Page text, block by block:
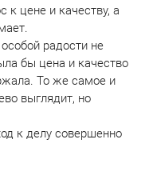
к цене и качеству, а
радости не
бы цена и качество
То же самое и
выглядит, но
к делу совершенно